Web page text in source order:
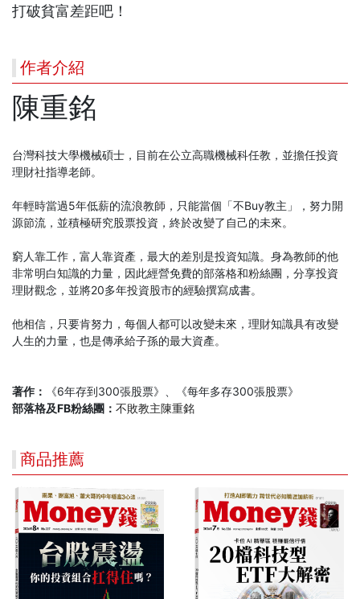
打破貧富差距吧！
作者介紹
陳重銘
台灣科技大學機械碩士，目前在公立高職機械科任教，並擔任投資
理財社指導老師。
年輕時當過5年低薪的流浪教師，只能當個「不Buy教主」，努力開
源節流，並積極研究股票投資，終於改變了自己的未來。
窮人靠工作，富人靠資產，最大的差別是投資知識。身為教師的他
非常明白知識的力量，因此經營免費的部落格和粉絲團，分享投資
理財觀念，並將20多年投資股市的經驗撰寫成書。
他相信，只要肯努力，每個人都可以改變未來，理財知識具有改變
人生的力量，也是傳承給子孫的最大資產。
著作：
《6年存到300張股票》、《每年多存300張股票》
部落格及FB粉絲團： 不敗教主陳重銘
商品推薦